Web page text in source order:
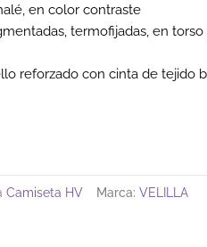
en color contraste
termofijadas, en torso
reforzado con cinta de tejido
Camiseta HV Marca: VELILLA